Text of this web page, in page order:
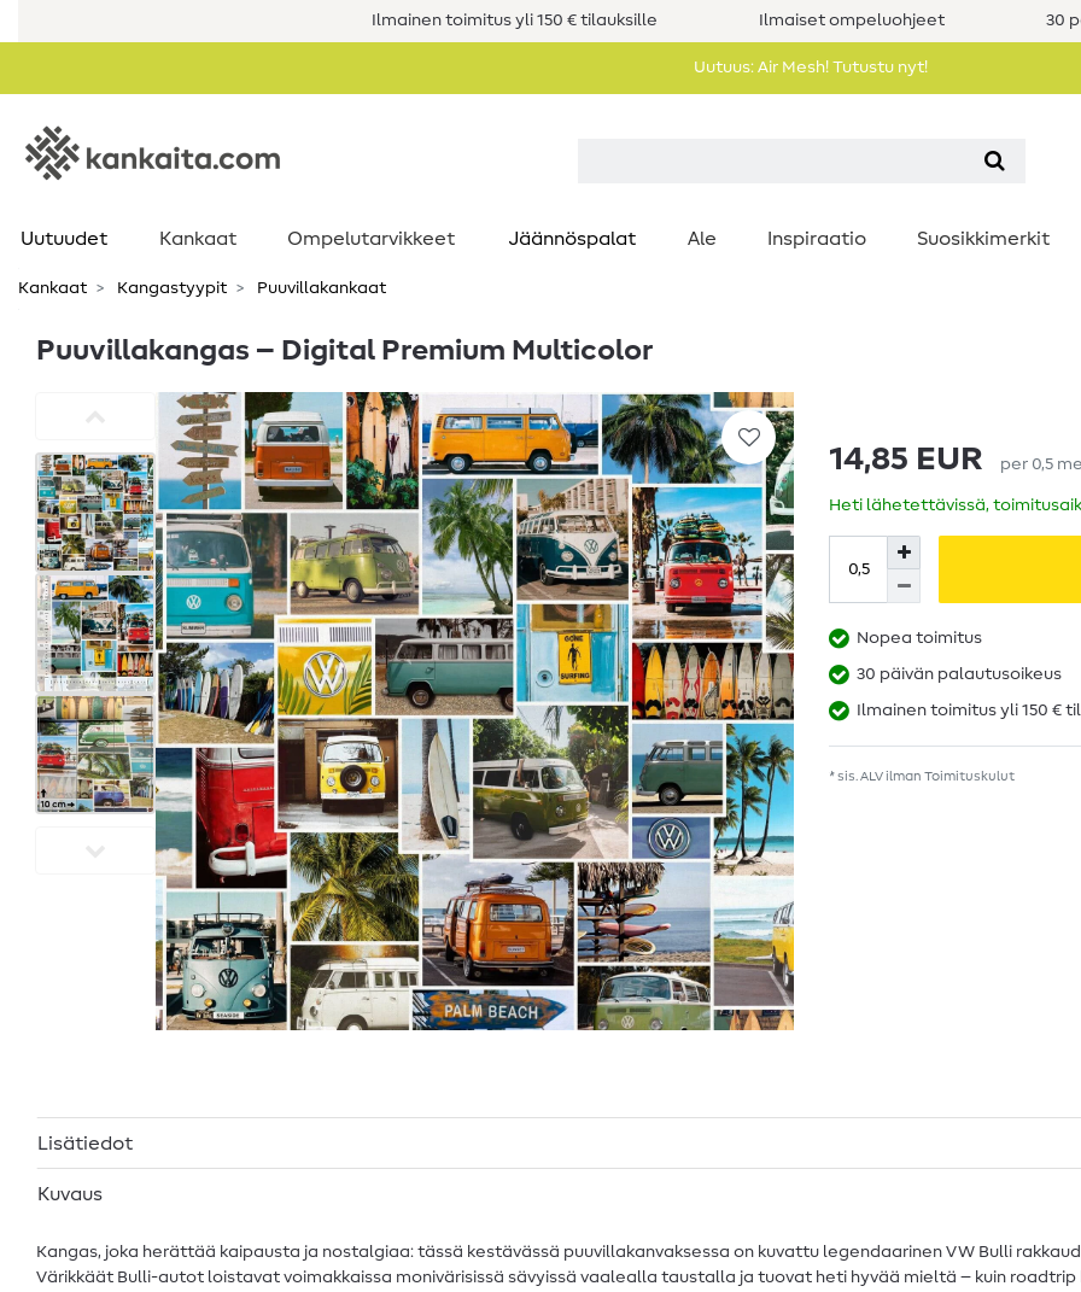
Ilmainen toimitus yli 150 € tilauksille Ilmaiset ompeluohjeet 30
Uutuus: Air Mesh! Tutustu nyt!
Uutuudet Kankaat Ompelutarvikkeet Jäännöspalat Ale Inspiraatio Suosikkimerkit
Kankaat Kangastyypit Puuvillakankaat
Puuvillakangas – Digital Premium Multicolor
14,85 EUR per 0,5
Heti lähetettävissä,
Nopea toimitus
30 päivän palautusoikeus
Ilmainen toimitus yli 150 €
* sis. ALV ilman Toimituskulut
Lisätiedot
Kuvaus
Kangas, joka herättää kaipausta ja nostalgiaa: tässä kestävässä puuvillakanvaksessa on kuvattu legendaarinen VW Bulli
Värikkäät Bulli-autot loistavat voimakkaissa monivärisissä sävyissä vaalealla taustalla ja tuovat heti hyvää mieltä – kuin